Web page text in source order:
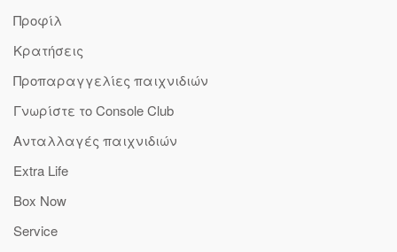
Προφίλ
Κρατήσεις
Προπαραγγελίες παιχνιδιών
Γνωρίστε το Console Club
Ανταλλαγές παιχνιδιών
Extra Life
Box Now
Service